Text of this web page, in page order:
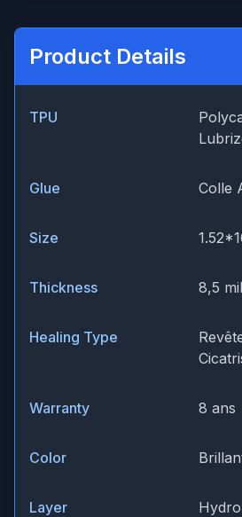
Product Details
TPU
Glue Colle
Size
Thickness 8,5 mil
Healing Type
Warranty 8 ans
Color
Layer